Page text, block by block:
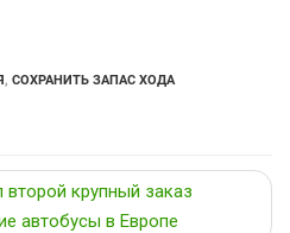
, СОХРАНИТЬ ЗАПАС ХОДА
крупный заказ
автобусы в Европе